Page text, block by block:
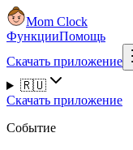
Mom Clock
ФункцииПомощь
Скачать приложение
🇷🇺
Скачать приложение
Событие